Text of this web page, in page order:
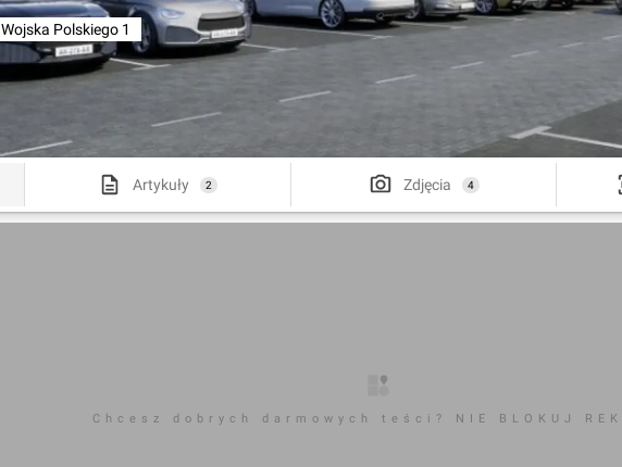
Wojska Polskiego 1
Artykuły 2 Zdjęcia 4
Chcesz dobrych darmowych teści? NIE BLOKUJ